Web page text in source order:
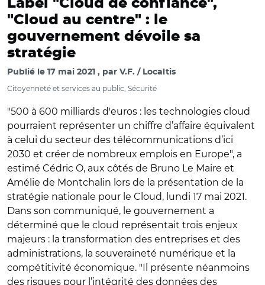
Label "Cloud de confiance",
"Cloud au centre" : le
gouvernement dévoile sa
stratégie
Publié le 17 mai 2021 par V.F. / Localtis
Citoyenneté et services au public, Sécurité
"500 à 600 milliards d'euros : les technologies cloud
pourraient représenter un chiffre d’affaire équivalent
à celui du secteur des télécommunications d’ici
2030 et créer de nombreux emplois en Europe", a
estimé Cédric O, aux côtés de Bruno Le Maire et
Amélie de Montchalin lors de la présentation de la
stratégie nationale pour le Cloud, lundi 17 mai 2021.
Dans son communiqué, le gouvernement a
déterminé que le cloud représentait trois enjeux
majeurs : la transformation des entreprises et des
administrations, la souveraineté numérique et la
compétitivité économique. "Il présente néanmoins
des risques pour l’intégrité des données des